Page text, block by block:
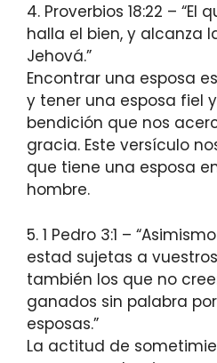
4. Proverbios 18:22 – “El
halla el bien, y alcanza
Jehová.”
Encontrar una esposa
y tener una esposa fiel
bendición que nos
gracia. Este versículo
que tiene una esposa
hombre.
5. 1 Pedro 3:1 –
estad sujetas a
también los que no
ganados sin palabra
esposas.”
La actitud de